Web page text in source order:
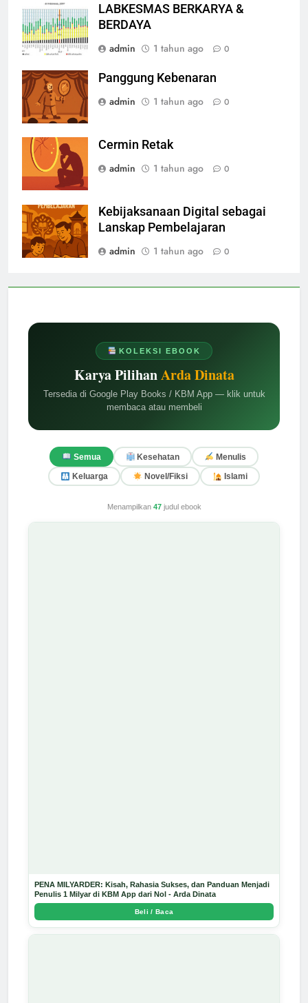
KOLEKSI EBOOK
Karya PilihanArda Dinata
Tersedia di Google Play Books / KBM App — klik untuk
membaca atau membeli
Semua Kesehatan Menulis
Keluarga Novel/Fiksi Islami
Menampilkan 47judul ebook
PENA MILYARDER: Kisah, Rahasia Sukses, dan Panduan Menjadi
Penulis 1 Milyar di KBM App dari Nol - Arda Dinata
Beli / Baca
LABKESMAS BERKARYA &
BERDAYA
admin
1 tahun ago 0
Panggung Kebenaran
admin
1 tahun ago 0
Cermin Retak
admin
1 tahun ago 0
Kebijaksanaan Digital sebagai
Lanskap Pembelajaran
admin
1 tahun ago 0